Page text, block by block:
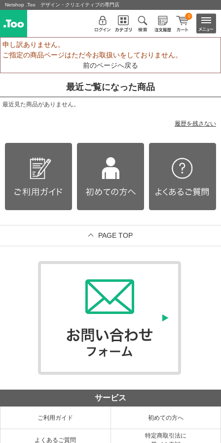
Netshop .Too デザイン・クリエイティブの専門店
0
申し訳ありません。
ご指定の商品ページはただ今お取扱いをしておりません。
前のページへ戻る
最近ご覧になった商品
最近見た商品がありません。
履歴を残さない
PAGE TOP
サービス
ご利用ガイド 初めての方へ
よくあるご質問
特定商取引法に